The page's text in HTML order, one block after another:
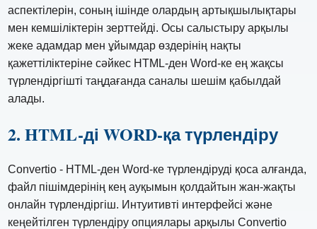
аспектілерін, соның ішінде олардың артықшылықтары
мен кемшіліктерін зерттейді. Осы салыстыру арқылы
жеке адамдар мен ұйымдар өздерінің нақты
қажеттіліктеріне сәйкес HTML-ден Word-ке ең жақсы
түрлендіргішті таңдағанда саналы шешім қабылдай
алады.
2. HTML-ді WORD-қа түрлендіру
Convertio - HTML-ден Word-ке түрлендіруді қоса алғанда,
файл пішімдерінің кең ауқымын қолдайтын жан-жақты
онлайн түрлендіргіш. Интуитивті интерфейсі және
кеңейтілген түрлендіру опциялары арқылы Convertio